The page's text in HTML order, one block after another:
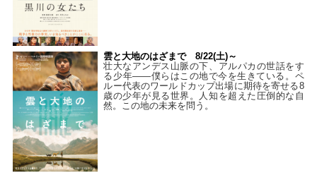
雲と大地のはざまで 8/22(土)～
壮大なアンデス山脈の下、アルパカの世話をす
る少年――僕らはこの地で今を生きている。ペ
ルー代表のワールドカップ出場に期待を寄せる8
歳の少年が見る世界。人知を超えた圧倒的な自
然。この地の未来を問う。